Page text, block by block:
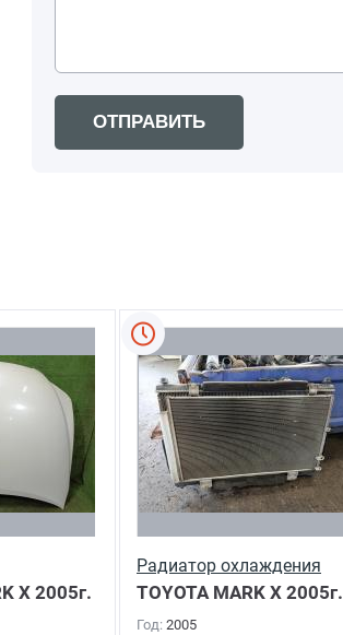
ОТПРАВИТЬ
X2005г.
Радиатор охлаждения
TOYOTA MARK X 2005г.
Год: 2005